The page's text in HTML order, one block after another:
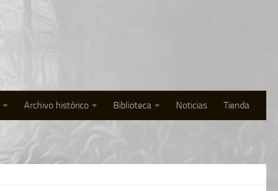
Archivo histórico Biblioteca Noticias Tienda